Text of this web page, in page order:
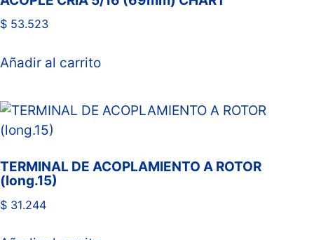
$ 53.523
Añadir al carrito
TERMINAL DE ACOPLAMIENTO A ROTOR
(long.15)
$ 31.244